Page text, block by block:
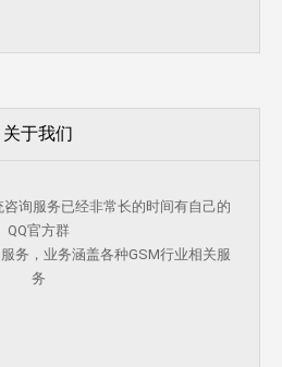
关于我们
询服务已经非常长的时间有自己的
QQ官方群
务，业务涵盖各种GSM行业相关服
务